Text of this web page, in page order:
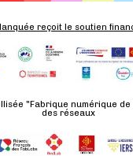
reçoit le soutien
"Fabrique numérique
des réseaux